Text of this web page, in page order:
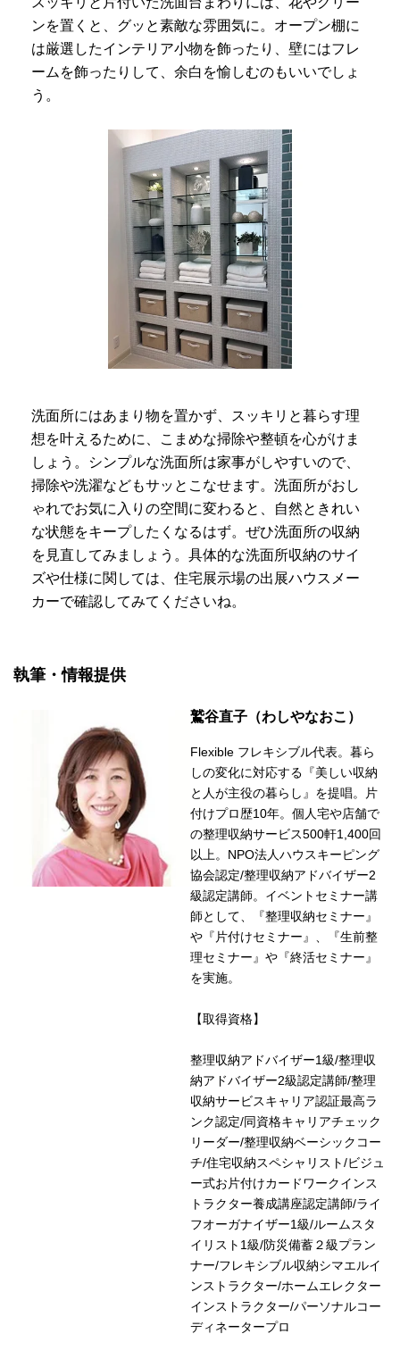
ンを置くと、グッと素敵な雰囲気に。オープン棚に
は厳選したインテリア小物を飾ったり、壁にはフレ
ームを飾ったりして、余白を愉しむのもいいでしょ
う。
洗面所にはあまり物を置かず、スッキリと暮らす理
想を叶えるために、こまめな掃除や整頓を心がけま
しょう。シンプルな洗面所は家事がしやすいので、
掃除や洗濯などもサッとこなせます。洗面所がおし
ゃれでお気に入りの空間に変わると、自然ときれい
な状態をキープしたくなるはず。ぜひ洗面所の収納
を見直してみましょう。具体的な洗面所収納のサイ
ズや仕様に関しては、住宅展示場の出展ハウスメー
カーで確認してみてくださいね。
執筆・情報提供
鷲谷直子（わしやなおこ）
Flexible フレキシブル代表。暮ら
しの変化に対応する『美しい収納
と人が主役の暮らし』を提唱。片
付けプロ歴10年。個人宅や店舗で
の整理収納サービス500軒1,400回
以上。NPO法人ハウスキーピング
協会認定/整理収納アドバイザー2
級認定講師。イベントセミナー講
師として、『整理収納セミナー』
や『片付けセミナー』、『生前整
理セミナー』や『終活セミナー』
を実施。
【取得資格】
整理収納アドバイザー1級/整理収
納アドバイザー2級認定講師/整理
収納サービスキャリア認証最高ラ
ンク認定/同資格キャリアチェック
リーダー/整理収納ベーシックコー
チ/住宅収納スペシャリスト/ビジュ
ー式お片付けカードワークインス
トラクター養成講座認定講師/ライ
フオーガナイザー1級/ルームスタ
イリスト1級/防災備蓄２級プラン
ナー/フレキシブル収納シマエルイ
ンストラクター/ホームエレクター
インストラクター/パーソナルコー
ディネータープロ